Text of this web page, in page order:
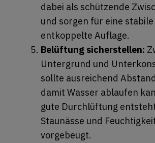
dabei als schützende
und sorgen für eine stabile
entkoppelte Auflage.
Belüftung sicherstellen:
Untergrund und
sollte ausreichend
damit Wasser ablaufen
gute Durchlüftung
Staunässe und
vorgebeugt.